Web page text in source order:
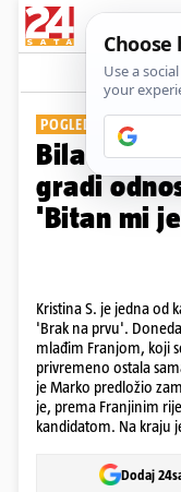
POGLEDAJTE KAKO
Bila je
gradi
'Bitan mi
Kristina S. je jedna od
'Brak na prvu'.
mlađim Franjom, koji
privremeno ostala
je Marko predložio
je, prema Franjinim
kandidatom. Na kraju
Dodaj